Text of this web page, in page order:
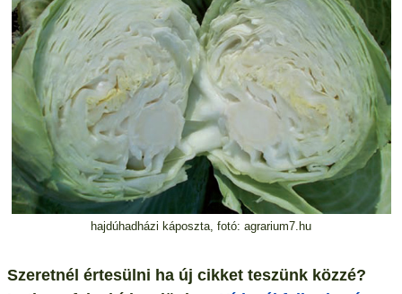
hajdúhadházi káposzta, fotó: agrarium7.hu
Szeretnél értesülni ha új cikket teszünk közzé?